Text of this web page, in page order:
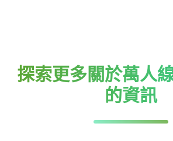
探索更多關於萬人
的資訊